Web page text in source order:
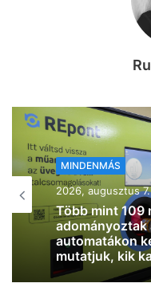
MINDENMÁS
2026, augusztus
Szombatra
hőmérséklet,
Szegeden